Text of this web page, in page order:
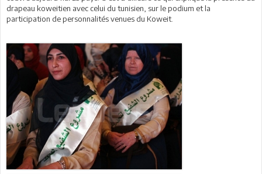
drapeau koweitien avec celui du tunisien, sur le podium et la
participation de personnalités venues du Koweit.